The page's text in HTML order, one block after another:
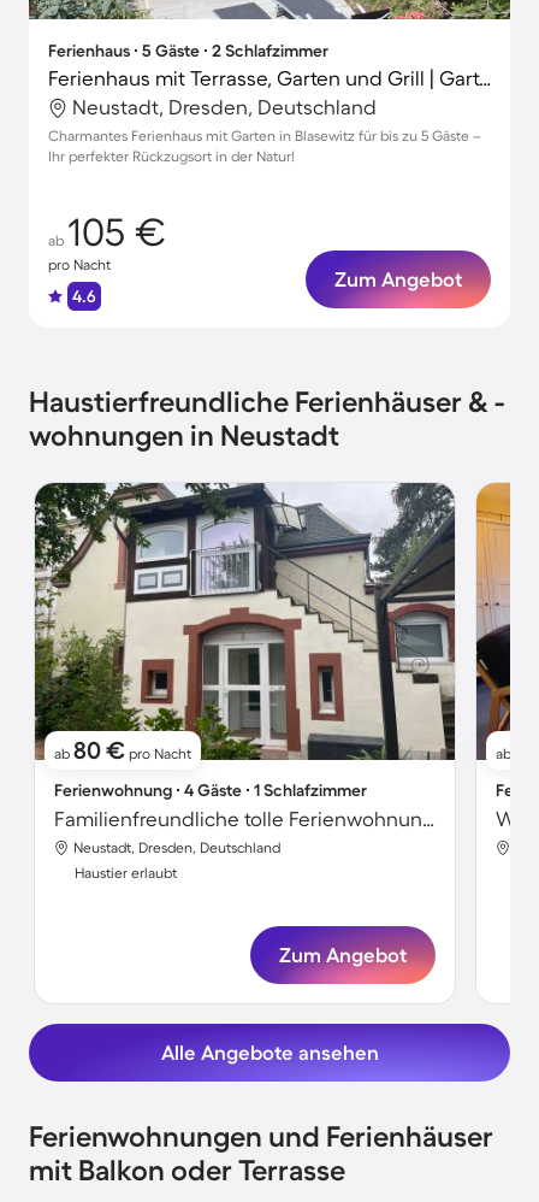
Ferienhaus ∙ 5 Gäste ∙ 2 Schlafzimmer
Ferienhaus mit Terrasse, Garten und Grill | Gartenblick
Neustadt, Dresden, Deutschland
Charmantes Ferienhaus mit Garten in Blasewitz für bis zu 5 Gäste –
Ihr perfekter Rückzugsort in der Natur!
ab 105 €
pro Nacht
4.6
Zum Angebot
Haustierfreundliche Ferienhäuser & -
wohnungen in Neustadt
ab 80 € pro Nacht
Ferienwohnung ∙ 4 Gäste ∙ 1 Schlafzimmer
Familienfreundliche tolle Ferienwohnung mit Garten, Terrasse und Grill | Gartenblick | Nah am Strand | Ideal für Homeoffice | Haustierfreundlich
Neustadt, Dresden, Deutschland
Haustier erlaubt
Zum Angebot
ab
Alle Angebote ansehen
Ferienwohnungen und Ferienhäuser
mit Balkon oder Terrasse